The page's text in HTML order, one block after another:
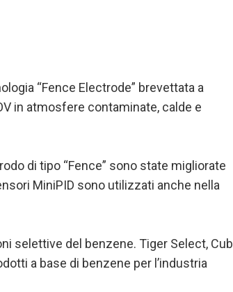
“Fence Electrode” brevettata a
in atmosfere contaminate, calde e
di tipo “Fence” sono state migliorate
MiniPID sono utilizzati anche nella
selettive del benzene. Tiger Select, Cub
a base di benzene per l’industria